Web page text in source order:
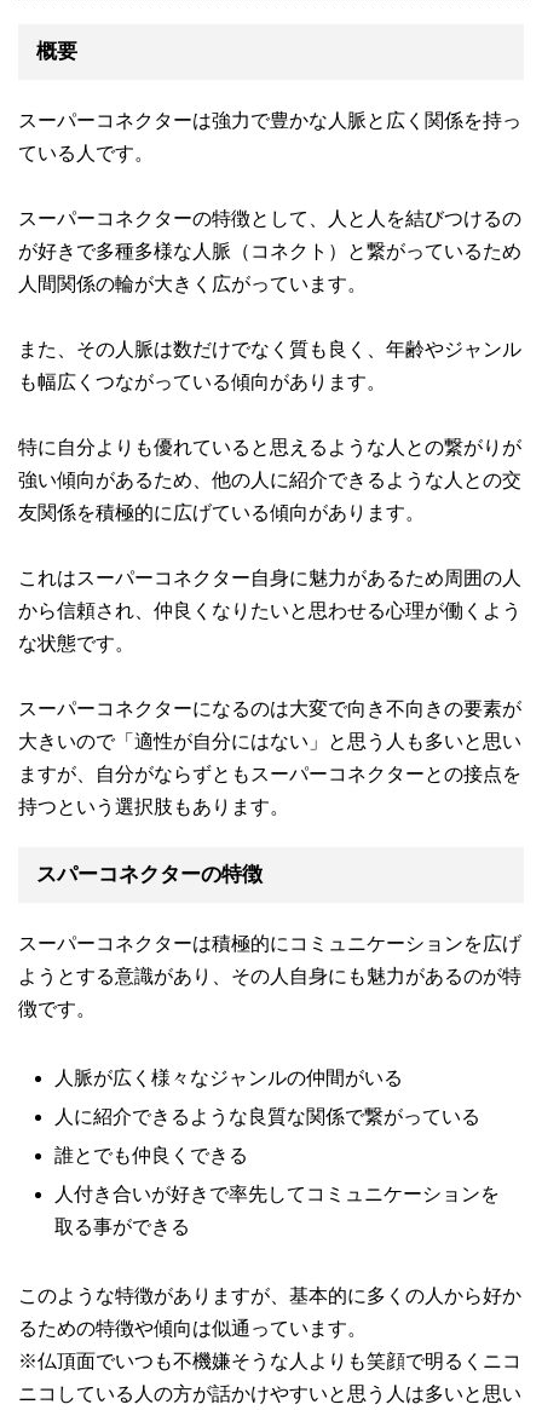
概要
スーパーコネクターは強力で豊かな人脈と広く関係を持っ
ている人です。
スーパーコネクターの特徴として、人と人を結びつけるの
が好きで多種多様な人脈（コネクト）と繋がっているため
人間関係の輪が大きく広がっています。
また、その人脈は数だけでなく質も良く、年齢やジャンル
も幅広くつながっている傾向があります。
特に自分よりも優れていると思えるような人との繋がりが
強い傾向があるため、他の人に紹介できるような人との交
友関係を積極的に広げている傾向があります。
これはスーパーコネクター自身に魅力があるため周囲の人
から信頼され、仲良くなりたいと思わせる心理が働くよう
な状態です。
スーパーコネクターになるのは大変で向き不向きの要素が
大きいので「適性が自分にはない」と思う人も多いと思い
ますが、自分がならずともスーパーコネクターとの接点を
持つという選択肢もあります。
スパーコネクターの特徴
スーパーコネクターは積極的にコミュニケーションを広げ
ようとする意識があり、その人自身にも魅力があるのが特
徴です。
人脈が広く様々なジャンルの仲間がいる
人に紹介できるような良質な関係で繋がっている
誰とでも仲良くできる
人付き合いが好きで率先してコミュニケーションを
取る事ができる
このような特徴がありますが、基本的に多くの人から好か
るための特徴や傾向は似通っています。
※仏頂面でいつも不機嫌そうな人よりも笑顔で明るくニコ
ニコしている人の方が話かけやすいと思う人は多いと思い